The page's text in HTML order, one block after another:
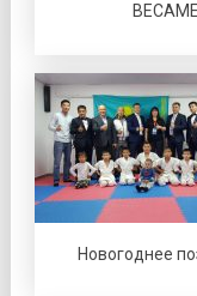
Новогоднее